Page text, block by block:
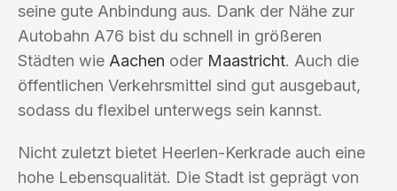
seine gute Anbindung aus. Dank der Nähe zur
Autobahn A76 bist du schnell in größeren
Städten wie Aachen oder Maastricht. Auch die
öffentlichen Verkehrsmittel sind gut ausgebaut,
sodass du flexibel unterwegs sein kannst.
Nicht zuletzt bietet Heerlen-Kerkrade auch eine
hohe Lebensqualität. Die Stadt ist geprägt von